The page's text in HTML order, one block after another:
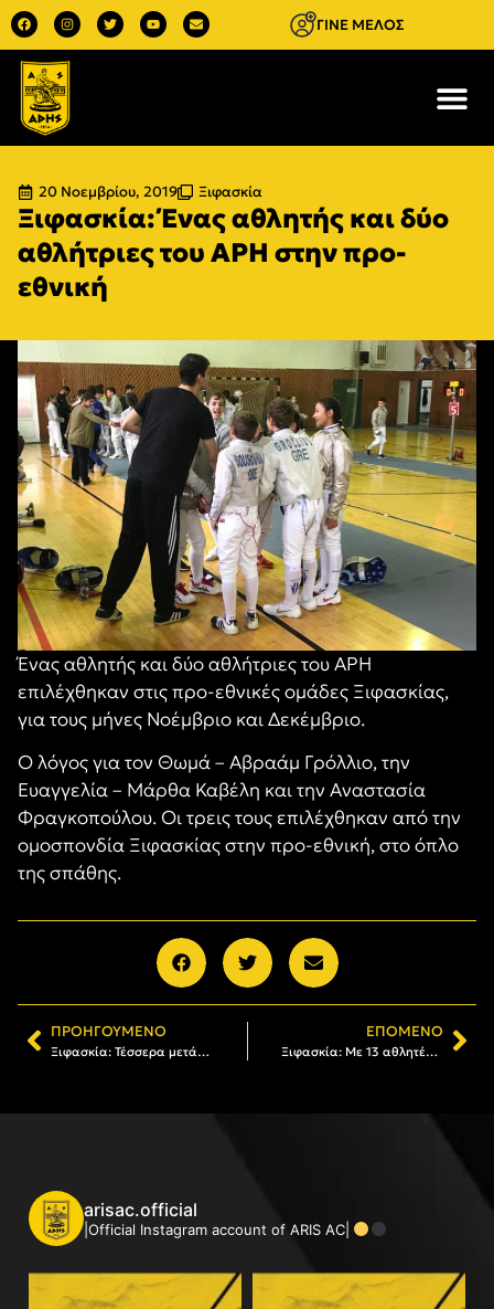
ΓΙΝΕ ΜΕΛΟΣ
20 Νοεμβρίου, 2019 Ξιφασκία
Ξιφασκία: Ένας αθλητής και δύο
αθλήτριες του ΑΡΗ στην προ-
εθνική
Ένας αθλητής και δύο αθλήτριες του ΑΡΗ
επιλέχθηκαν στις προ-εθνικές ομάδες Ξιφασκίας,
για τους μήνες Νοέμβριο και Δεκέμβριο.
Ο λόγος για τον Θωμά – Αβραάμ Γρόλλιο, την
Ευαγγελία – Μάρθα Καβέλη και την Αναστασία
Φραγκοπούλου. Οι τρεις τους επιλέχθηκαν από την
ομοσπονδία Ξιφασκίας στην προ-εθνική, στο όπλο
της σπάθης.
ΠΡΟΗΓΟΎΜΕΝΟ
Ξιφασκία: Τέσσερα μετάλλια για τον ΑΡΗ στο Πανελλήνιο Κύπελλο (photos)
ΕΠΌΜΕΝΟ
Ξιφασκία: Με 13 αθλητές / τριες ο ΑΡΗΣ στο Κύπελλο Σπάθης
arisac.official
|Official Instagram account of ARIS AC|